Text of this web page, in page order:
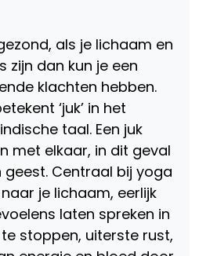
als je lichaam en
zijn dan kun je een
klachten hebben.
‘juk’ in het
taal. Een juk
met elkaar, in dit geval
Centraal bij yoga
je lichaam, eerlijk
laten spreken in
stoppen, uiterste rust,